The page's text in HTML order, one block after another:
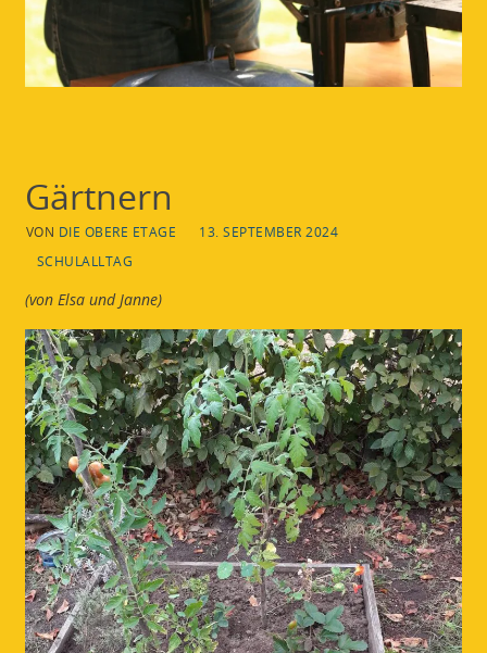
Gärtnern
VON DIE OBERE ETAGE
13. SEPTEMBER 2024
SCHULALLTAG
(von Elsa und Janne)